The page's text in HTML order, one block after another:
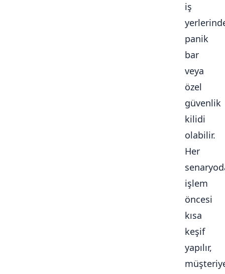
iş
panik
bar
veya
özel
güvenlik
kilidi
olabilir.
Her
işlem
öncesi
kısa
keşif
yapılır,